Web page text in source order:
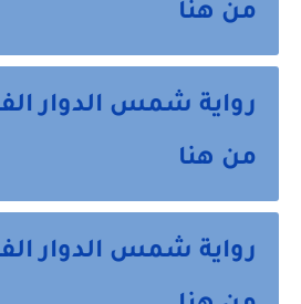
من هنا
رواية شمس الدوار
من هنا
رواية شمس الدوار